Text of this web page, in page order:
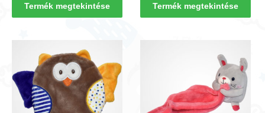
Termék megtekintése Termék megtekintése